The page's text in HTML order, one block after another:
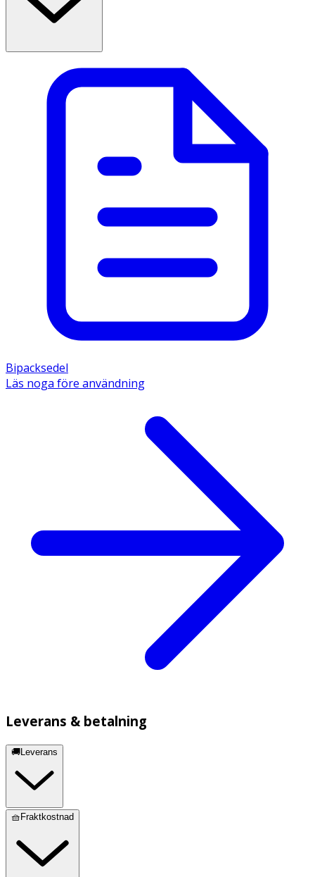
Bipacksedel
Läs noga före användning
Leverans & betalning
🚚Leverans
🧺Fraktkostnad